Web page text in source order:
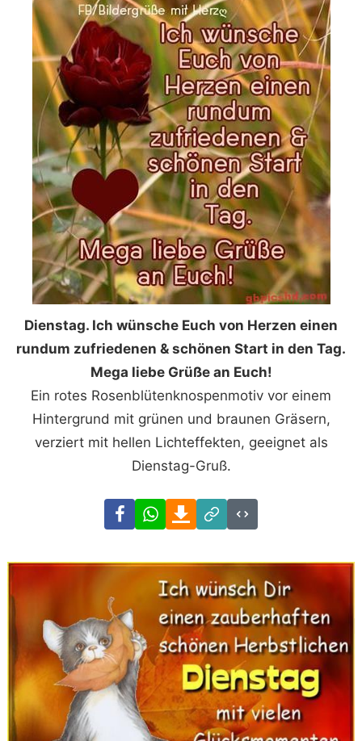
Dienstag. Ich wünsche Euch von Herzen einen
rundum zufriedenen & schönen Start in den Tag.
Mega liebe Grüße an Euch!
Ein rotes Rosenblütenknospenmotiv vor einem
Hintergrund mit grünen und braunen Gräsern,
verziert mit hellen Lichteffekten, geeignet als
Dienstag-Gruß.
FacebookWhatsAppDownload
Link
Code